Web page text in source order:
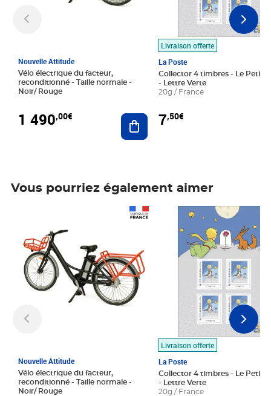
Nouvelle Attitude
Vélo électrique du facteur,
reconditionné - Taille normale -
Noir/ Rouge
1 490,00€ Ajouter au panier
Livraison offerte
La Poste
Collector 4 timbres - Le Petit
- Lettre Verte
20g / France
7,50€
Vous pourriez également aimer
Nouvelle Attitude
Vélo électrique du facteur,
reconditionné - Taille normale -
Noir/ Rouge
Livraison offerte
La Poste
Collector 4 timbres - Le Petit
- Lettre Verte
20g / France
Prix 7,50€